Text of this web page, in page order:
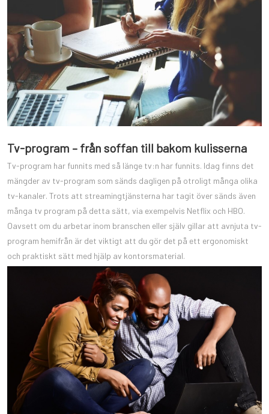
Tv-program – från soffan till bakom kulisserna
Tv-program har funnits med så länge tv:n har funnits. Idag finns det
mängder av tv-program som sänds dagligen på otroligt många olika
tv-kanaler. Trots att streamingtjänsterna har tagit över sänds även
många tv program på detta sätt, via exempelvis Netflix och HBO.
Oavsett om du arbetar inom branschen eller själv gillar att avnjuta tv-
program hemifrån är det viktigt att du gör det på ett ergonomiskt
och praktiskt sätt med hjälp av kontorsmaterial.